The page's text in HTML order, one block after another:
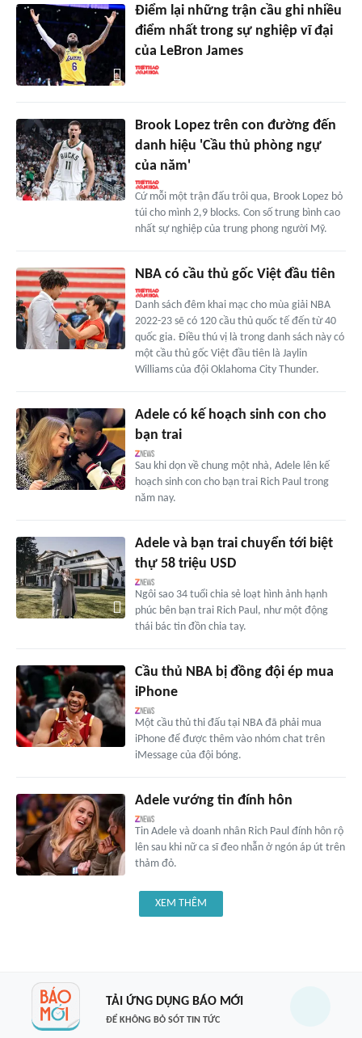
Điểm lại những trận cầu ghi nhiều
điểm nhất trong sự nghiệp vĩ đại
của LeBron James
Brook Lopez trên con đường đến
danh hiệu 'Cầu thủ phòng ngự
của năm'
Cứ mỗi một trận đấu trôi qua, Brook Lopez bỏ
túi cho mình 2,9 blocks. Con số trung bình cao
nhất sự nghiệp của trung phong người Mỹ.
NBA có cầu thủ gốc Việt đầu tiên
Danh sách đêm khai mạc cho mùa giải NBA
2022-23 sẽ có 120 cầu thủ quốc tế đến từ 40
quốc gia. Điều thú vị là trong danh sách này có
một cầu thủ gốc Việt đầu tiên là Jaylin
Williams của đội Oklahoma City Thunder.
Adele có kế hoạch sinh con cho
bạn trai
Sau khi dọn về chung một nhà, Adele lên kế
hoạch sinh con cho bạn trai Rich Paul trong
năm nay.
Adele và bạn trai chuyển tới biệt
thự 58 triệu USD
Ngôi sao 34 tuổi chia sẻ loạt hình ảnh hạnh
phúc bên bạn trai Rich Paul, như một động
thái bác tin đồn chia tay.
Cầu thủ NBA bị đồng đội ép mua
iPhone
Một cầu thủ thi đấu tại NBA đã phải mua
iPhone để được thêm vào nhóm chat trên
iMessage của đội bóng.
Adele vướng tin đính hôn
Tin Adele và doanh nhân Rich Paul đính hôn rộ
lên sau khi nữ ca sĩ đeo nhẫn ở ngón áp út trên
thảm đỏ.
XEM THÊM
TẢI ỨNG DỤNG BÁO MỚI
ĐỂ KHÔNG BỎ SÓT TIN TỨC